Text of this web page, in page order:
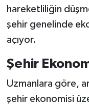
hareketliliğin
şehir genelinde
açıyor.
Şehir
Uzmanlara göre,
şehir ekonomisi